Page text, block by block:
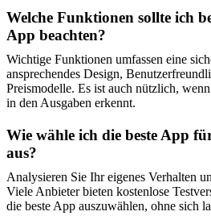
Welche Funktionen sollte ich
App beachten?
Wichtige Funktionen umfassen eine
ansprechendes Design,
Preismodelle. Es ist auch nützlich,
in den Ausgaben erkennt.
Wie wähle ich die beste App
aus?
Analysieren Sie Ihr eigenes Verhalten
Viele Anbieter bieten kostenlose
die beste App auszuwählen, ohne sich